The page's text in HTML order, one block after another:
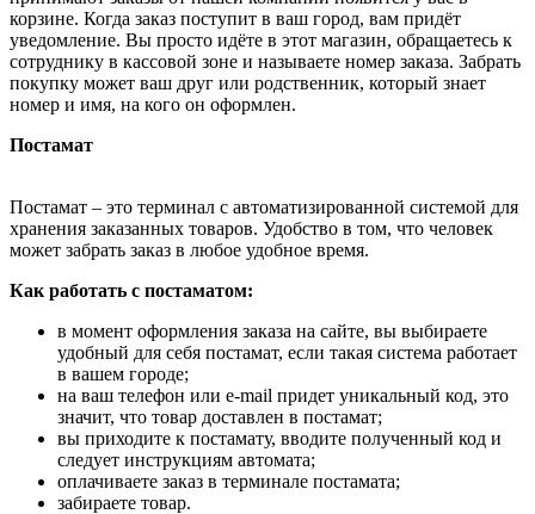
корзине. Когда заказ поступит в ваш город, вам придёт
уведомление. Вы просто идёте в этот магазин, обращаетесь к
сотруднику в кассовой зоне и называете номер заказа. Забрать
покупку может ваш друг или родственник, который знает
номер и имя, на кого он оформлен.
Постамат
Постамат – это терминал с автоматизированной системой для
хранения заказанных товаров. Удобство в том, что человек
может забрать заказ в любое удобное время.
Как работать с постаматом:
в момент оформления заказа на сайте, вы выбираете
удобный для себя постамат, если такая система работает
в вашем городе;
на ваш телефон или e-mail придет уникальный код, это
значит, что товар доставлен в постамат;
вы приходите к постамату, вводите полученный код и
следует инструкциям автомата;
оплачиваете заказ в терминале постамата;
забираете товар.